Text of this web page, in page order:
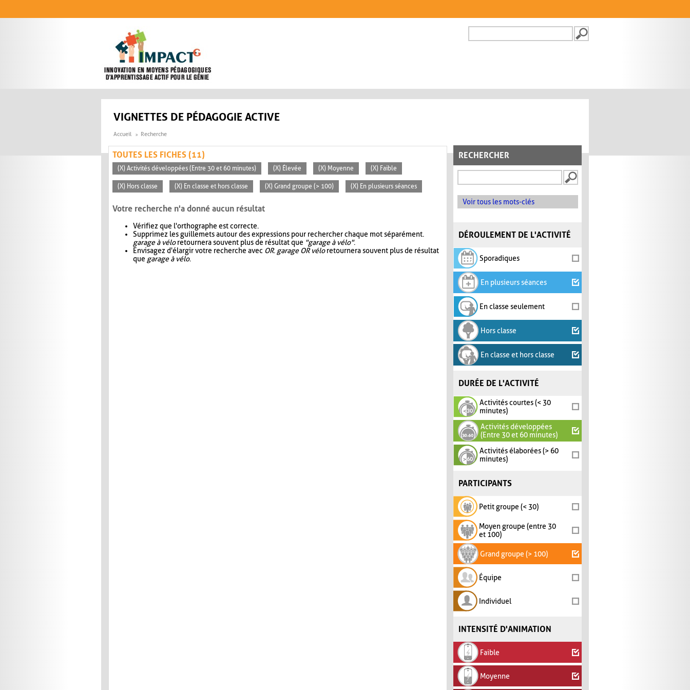
FORMULAIRE DE
VIGNETTES DE PÉDAGOGIE ACTIVE
Accueil Recherche
RECHERCHER
Voir tous les mots-clés
DÉROULEMENT DE L'ACTIVITÉ
Sporadiques
En plusieurs séances
En classe seulement
Hors classe
En classe et hors classe
DURÉE DE L'ACTIVITÉ
Activités courtes (< 30
minutes)
Activités développées
(Entre 30 et 60 minutes)
Activités élaborées (> 60
minutes)
PARTICIPANTS
Petit groupe (< 30)
Moyen groupe (entre 30
et 100)
Grand groupe (> 100)
Équipe
Individuel
INTENSITÉ D'ANIMATION
Faible
Moyenne
TOUTES LES FICHES (11)
(X) Activités développées (Entre 30 et 60 minutes) (X) Élevée (X) Moyenne (X) Faible
(X) Hors classe (X) En classe et hors classe (X) Grand groupe (> 100) (X) En plusieurs séances
Votre recherche n'a donné aucun résultat
Vérifiez que l'orthographe est correcte.
Supprimez les guillemets autour des expressions pour rechercher chaque mot séparément.
garage à véloretournera souvent plus de résultat que "garage à vélo".
Envisagez d'élargir votre recherche avec OR. garage OR véloretournera souvent plus de résultat
que garage à vélo.